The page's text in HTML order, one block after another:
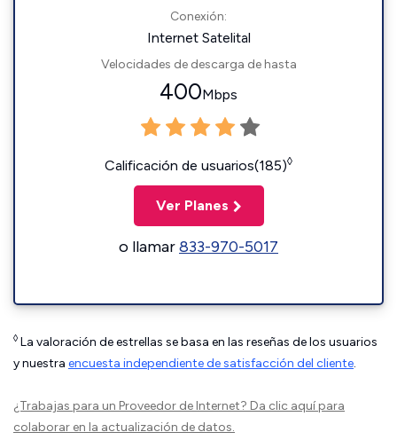
Conexión:
Internet Satelital
Velocidades de descarga de hasta
400Mbps
Calificación de usuarios(185)◊
Ver Planes
o llamar833-970-5017
◊ La valoración de estrellas se basa en las reseñas de los usuarios
y nuestra encuesta independiente de satisfacción del cliente.
¿Trabajas para un Proveedor de Internet? Da clic aquípara
colaborar en la actualización de datos.